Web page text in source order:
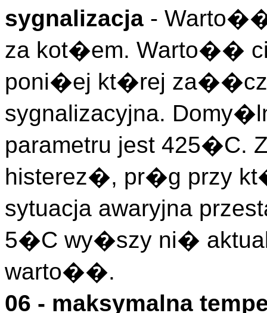
sygnalizacja - Warto��
za kot�em. Warto��
poni�ej kt�rej
sygnalizacyjna.
parametru jest 425�C.
histerez�, pr�g przy
sytuacja awaryjna
5�C wy�szy ni�
warto��.
06 - maksymalna